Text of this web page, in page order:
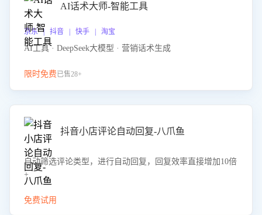
AI话术大师-智能工具
京东 | 抖音 | 快手 | 淘宝
AI工具 · DeepSeek大模型 · 营销话术生成
限时免费已售28+
抖音小店评论自动回复-八爪鱼
自动筛选评论类型，进行自动回复，回复效率直接增加10倍
+
免费试用